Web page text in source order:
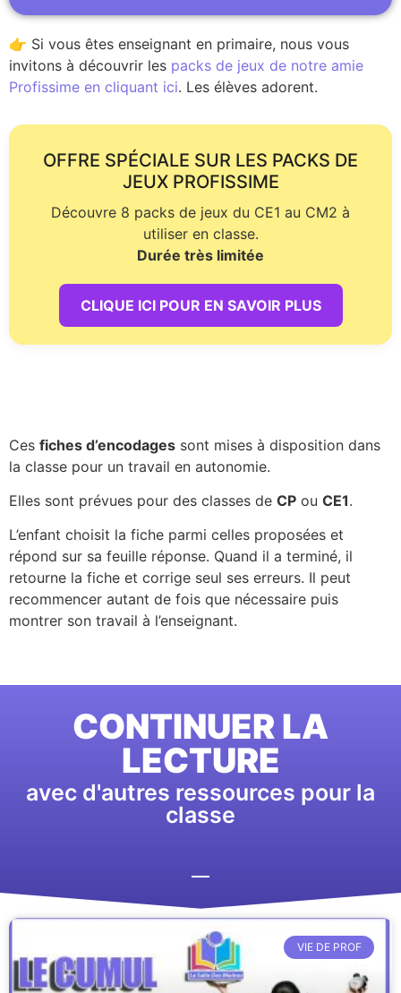
👉 Si vous êtes enseignant en primaire, nous vous
invitons à découvrir les packs de jeux de notre amie
Profissime en cliquant ici. Les élèves adorent.
OFFRE SPÉCIALE SUR LES PACKS DE
JEUX PROFISSIME
Découvre 8 packs de jeux du CE1 au CM2 à
utiliser en classe.
Durée très limitée
CLIQUE ICI POUR EN SAVOIR PLUS
Ces fiches d’encodages sont mises à disposition dans
la classe pour un travail en autonomie.
Elles sont prévues pour des classes de CP ou CE1.
L’enfant choisit la fiche parmi celles proposées et
répond sur sa feuille réponse. Quand il a terminé, il
retourne la fiche et corrige seul ses erreurs. Il peut
recommencer autant de fois que nécessaire puis
montrer son travail à l’enseignant.
CONTINUER LA
LECTURE
avec d'autres ressources pour la
classe
VIE DE PROF